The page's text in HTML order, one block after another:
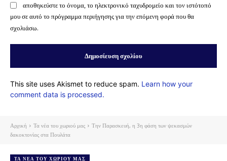
αποθηκεύστε το όνομα, το ηλεκτρονικό ταχυδρομείο και τον ιστότοπό
μου σε αυτό το πρόγραμμα περιήγησης για την επόμενη φορά που θα
σχολιάσω.
This site uses Akismet to reduce spam. Learn how your
comment data is processed.